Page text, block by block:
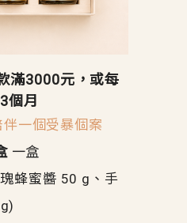
滿3000元，或每
個月
一個受暴個案
一盒
蜂蜜醬 50 g、手